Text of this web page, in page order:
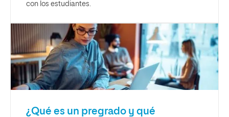
con los estudiantes.
¿Qué es un pregrado y qué